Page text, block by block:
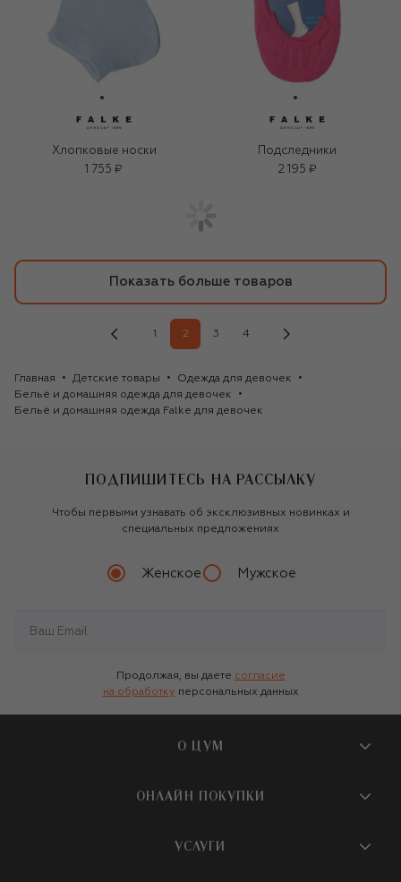
Хлопковые носки
1 755 ₽
Подследники
2 195 ₽
Показать больше товаров
1 2 3 4
Главная Детские товары
Одежда для девочек
Бельё и домашняя одежда для девочек
Бельё и домашняя одежда Falke для девочек
ПОДПИШИТЕСЬ НА РАССЫЛКУ
Чтобы первыми узнавать об эксклюзивных новинках и
специальных предложениях
Женское Мужское
Продолжая, вы даете согласие
на обработку персональных данных
О ЦУМ
О магазине
Бутики и ПВЗ ЦУМ
ОНЛАЙН ПОКУПКИ
УСЛУГИ